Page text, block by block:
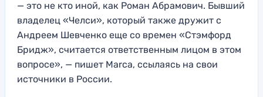
— это не кто иной, как Роман Абрамович. Бывший
владелец «Челси», который также дружит с
Андреем Шевченко еще со времен «Стэмфорд
Бридж», считается ответственным лицом в этом
вопросе», — пишет Marca, ссылаясь на свои
источники в России.